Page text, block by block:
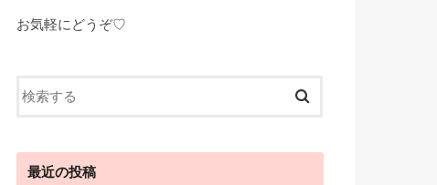
お気軽にどうぞ♡
最近の投稿